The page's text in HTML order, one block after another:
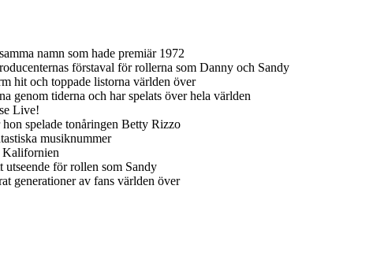
namn som hade premiär 1972
förstaval för rollerna som Danny och Sandy
hit och toppade listorna världen över
genom tiderna och har spelats över hela världen
Live!
spelade tonåringen Betty Rizzo
musiknummer
Kalifornien
för rollen som Sandy
generationer av fans världen över